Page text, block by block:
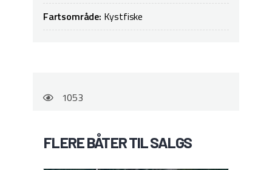
Fartsområde: Kystfiske
1053
FLERE BÅTER TIL SALGS